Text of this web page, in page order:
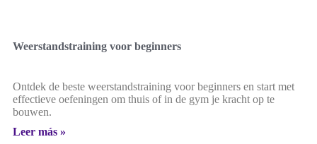
Weerstandstraining voor beginners
Ontdek de beste weerstandstraining voor beginners en start met
effectieve oefeningen om thuis of in de gym je kracht op te
bouwen.
Leer más »